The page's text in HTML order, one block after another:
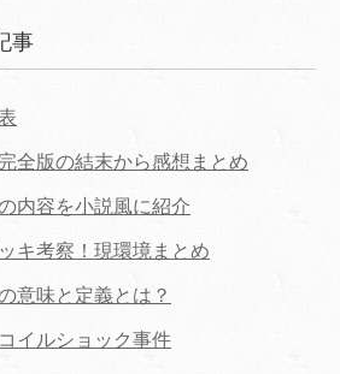
事
全版の結末から感想まとめ
内容を小説風に紹介
キ考察！現環境まとめ
意味と定義とは？
イルショック事件